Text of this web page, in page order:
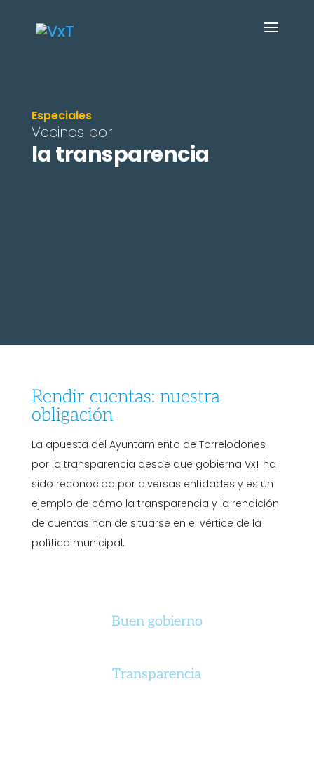
Especiales
Vecinos por
la transparencia
Rendir cuentas: nuestra
obligación
La apuesta del Ayuntamiento de Torrelodones
por la transparencia desde que gobierna VxT ha
sido reconocida por diversas entidades y es un
ejemplo de cómo la transparencia y la rendición
de cuentas han de situarse en el vértice de la
política municipal.
Buen gobierno
Transparencia